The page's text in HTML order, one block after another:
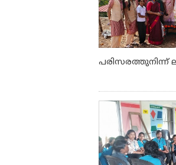
പരിസരത്തുനിന്ന്